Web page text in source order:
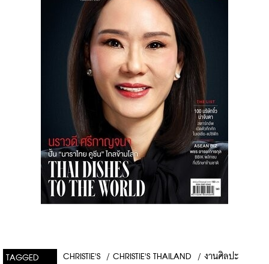
TAGGED
CHRISTIE'S / CHRISTIE'S THAILAND / งานศิลปะ